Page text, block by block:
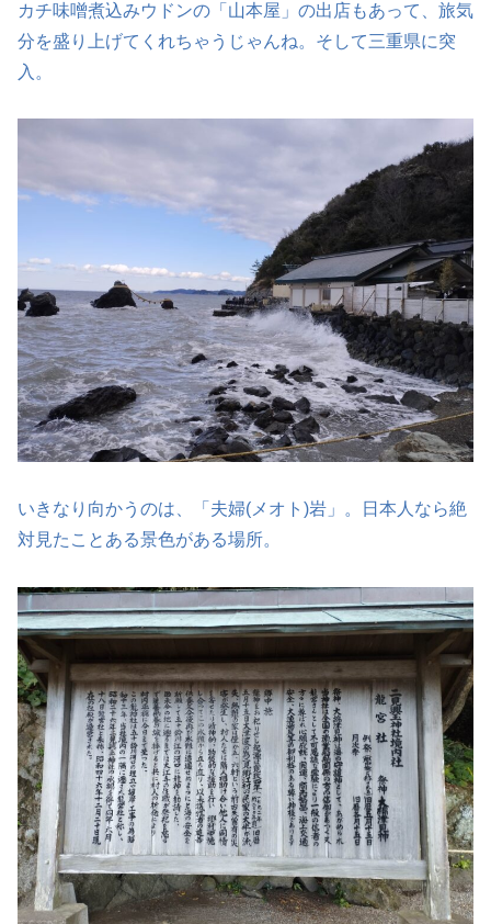
カチ味噌煮込みウドンの「山本屋」の出店もあって、旅気
分を盛り上げてくれちゃうじゃんね。そして三重県に突
入。
いきなり向かうのは、「夫婦(メオト)岩」。日本人なら絶
対見たことある景色がある場所。